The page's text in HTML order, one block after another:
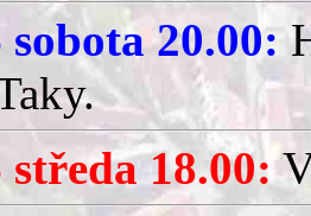
sobota 20.00:
středa 18.00: